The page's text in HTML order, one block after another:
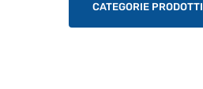
CATEGORIE PRODOTTI